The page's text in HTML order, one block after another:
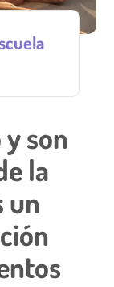
son
la
un